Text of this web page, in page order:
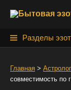
Разделы
Главная >
совместимость по